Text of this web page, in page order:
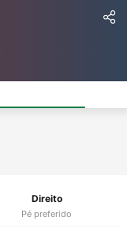
Direito
Pé preferido